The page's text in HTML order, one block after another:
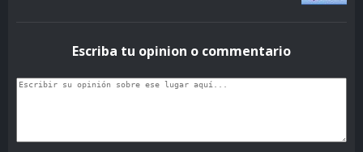
Escriba tu opinion o commentario